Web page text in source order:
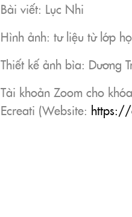
Bài viết: Lục Nhi
Hình ảnh: tư liệu từ lớp
Thiết kế ảnh bìa: Dương
Tài khoản Zoom cho
Ecreati (Website: